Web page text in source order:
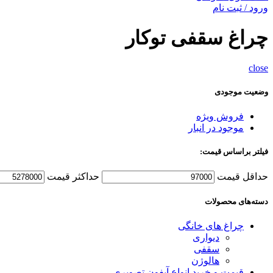
ورود / ثبت نام
چراغ سقفی توکار
close
وضعیت موجودی
فروش ویژه
موجود در انبار
فیلتر براساس قیمت:
حداقل قیمت حداکثر قیمت
دسته‌های محصولات
چراغ های خانگی
دیواری
سقفی
هالوژن